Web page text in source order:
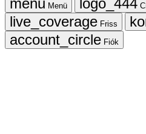
Menü
Friss
Fiók